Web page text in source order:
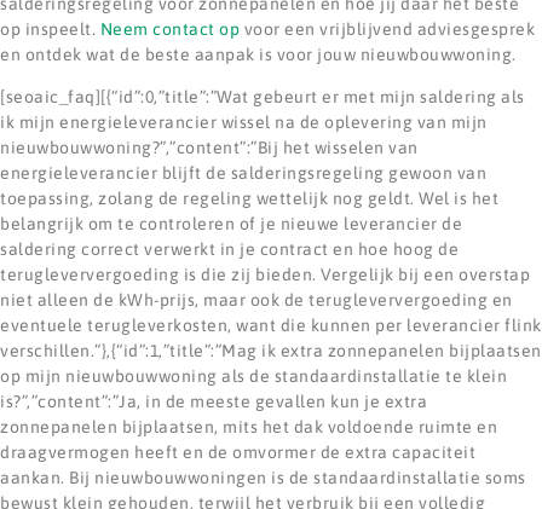
op inspeelt. Neem contact op voor een vrijblijvend adviesgesprek
en ontdek wat de beste aanpak is voor jouw nieuwbouwwoning.
[seoaic_faq][{“id”:0,”title”:”Wat gebeurt er met mijn saldering als
ik mijn energieleverancier wissel na de oplevering van mijn
nieuwbouwwoning?”,”content”:”Bij het wisselen van
energieleverancier blijft de salderingsregeling gewoon van
toepassing, zolang de regeling wettelijk nog geldt. Wel is het
belangrijk om te controleren of je nieuwe leverancier de
saldering correct verwerkt in je contract en hoe hoog de
terugleververgoeding is die zij bieden. Vergelijk bij een overstap
niet alleen de kWh-prijs, maar ook de terugleververgoeding en
eventuele terugleverkosten, want die kunnen per leverancier flink
verschillen.”},{“id”:1,”title”:”Mag ik extra zonnepanelen bijplaatsen
op mijn nieuwbouwwoning als de standaardinstallatie te klein
is?”,”content”:”Ja, in de meeste gevallen kun je extra
zonnepanelen bijplaatsen, mits het dak voldoende ruimte en
draagvermogen heeft en de omvormer de extra capaciteit
aankan. Bij nieuwbouwwoningen is de standaardinstallatie soms
bewust klein gehouden, terwijl het verbruik bij een volledig